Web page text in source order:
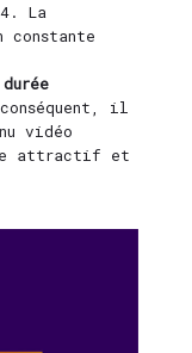
La
constante
il
vidéo
attractif et